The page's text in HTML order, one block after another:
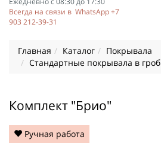
Всегда на связи в WhatsApp +7
903 212-39-31
Главная Каталог
Покрывала
Стандартные покрывала в гроб
Комплект "Брио"
Ручная работа